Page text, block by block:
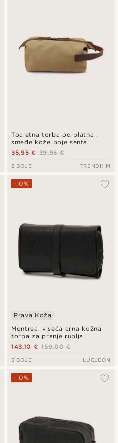
Toaletna torba od platna i
smeđe kože boje senfa
39,95 €
35,95 €
5 BOJE TRENDHIM
Montreal viseća crna kožna
torba za pranje rublja
-10%
Prava Koža
159,00 €
143,10 €
5 BOJE LUCLEON
-10%